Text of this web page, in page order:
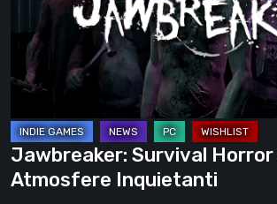
Atmosfere
Inquietanti
Jawbreaker: Survival Horror
Atmosfere Inquietanti